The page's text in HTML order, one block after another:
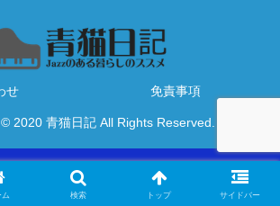
せ 免責事項
2020 青猫日記 All Rights Reserved.
ム 検索 トップ サイドバー